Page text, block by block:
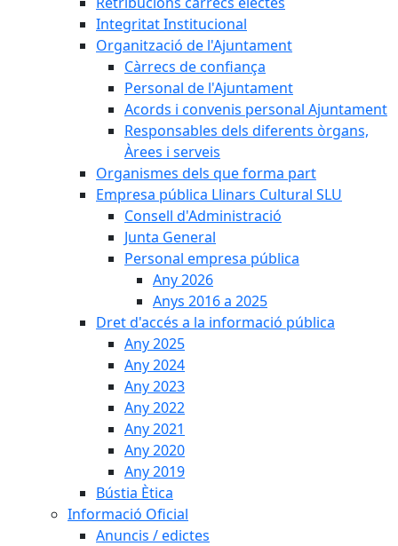
Integritat Institucional
Organització de l'Ajuntament
Càrrecs de confiança
Personal de l'Ajuntament
Acords i convenis personal Ajuntament
Responsables dels diferents òrgans,
Àrees i serveis
Organismes dels que forma part
Empresa pública Llinars Cultural SLU
Consell d'Administració
Junta General
Personal empresa pública
Any 2026
Anys 2016 a 2025
Dret d'accés a la informació pública
Any 2025
Any 2024
Any 2023
Any 2022
Any 2021
Any 2020
Any 2019
Bústia Ètica
Informació Oficial
Anuncis / edictes